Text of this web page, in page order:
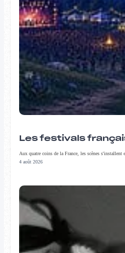
Les festivals
Aux quatre coins de la France, les scènes s'installent
4 août 2026